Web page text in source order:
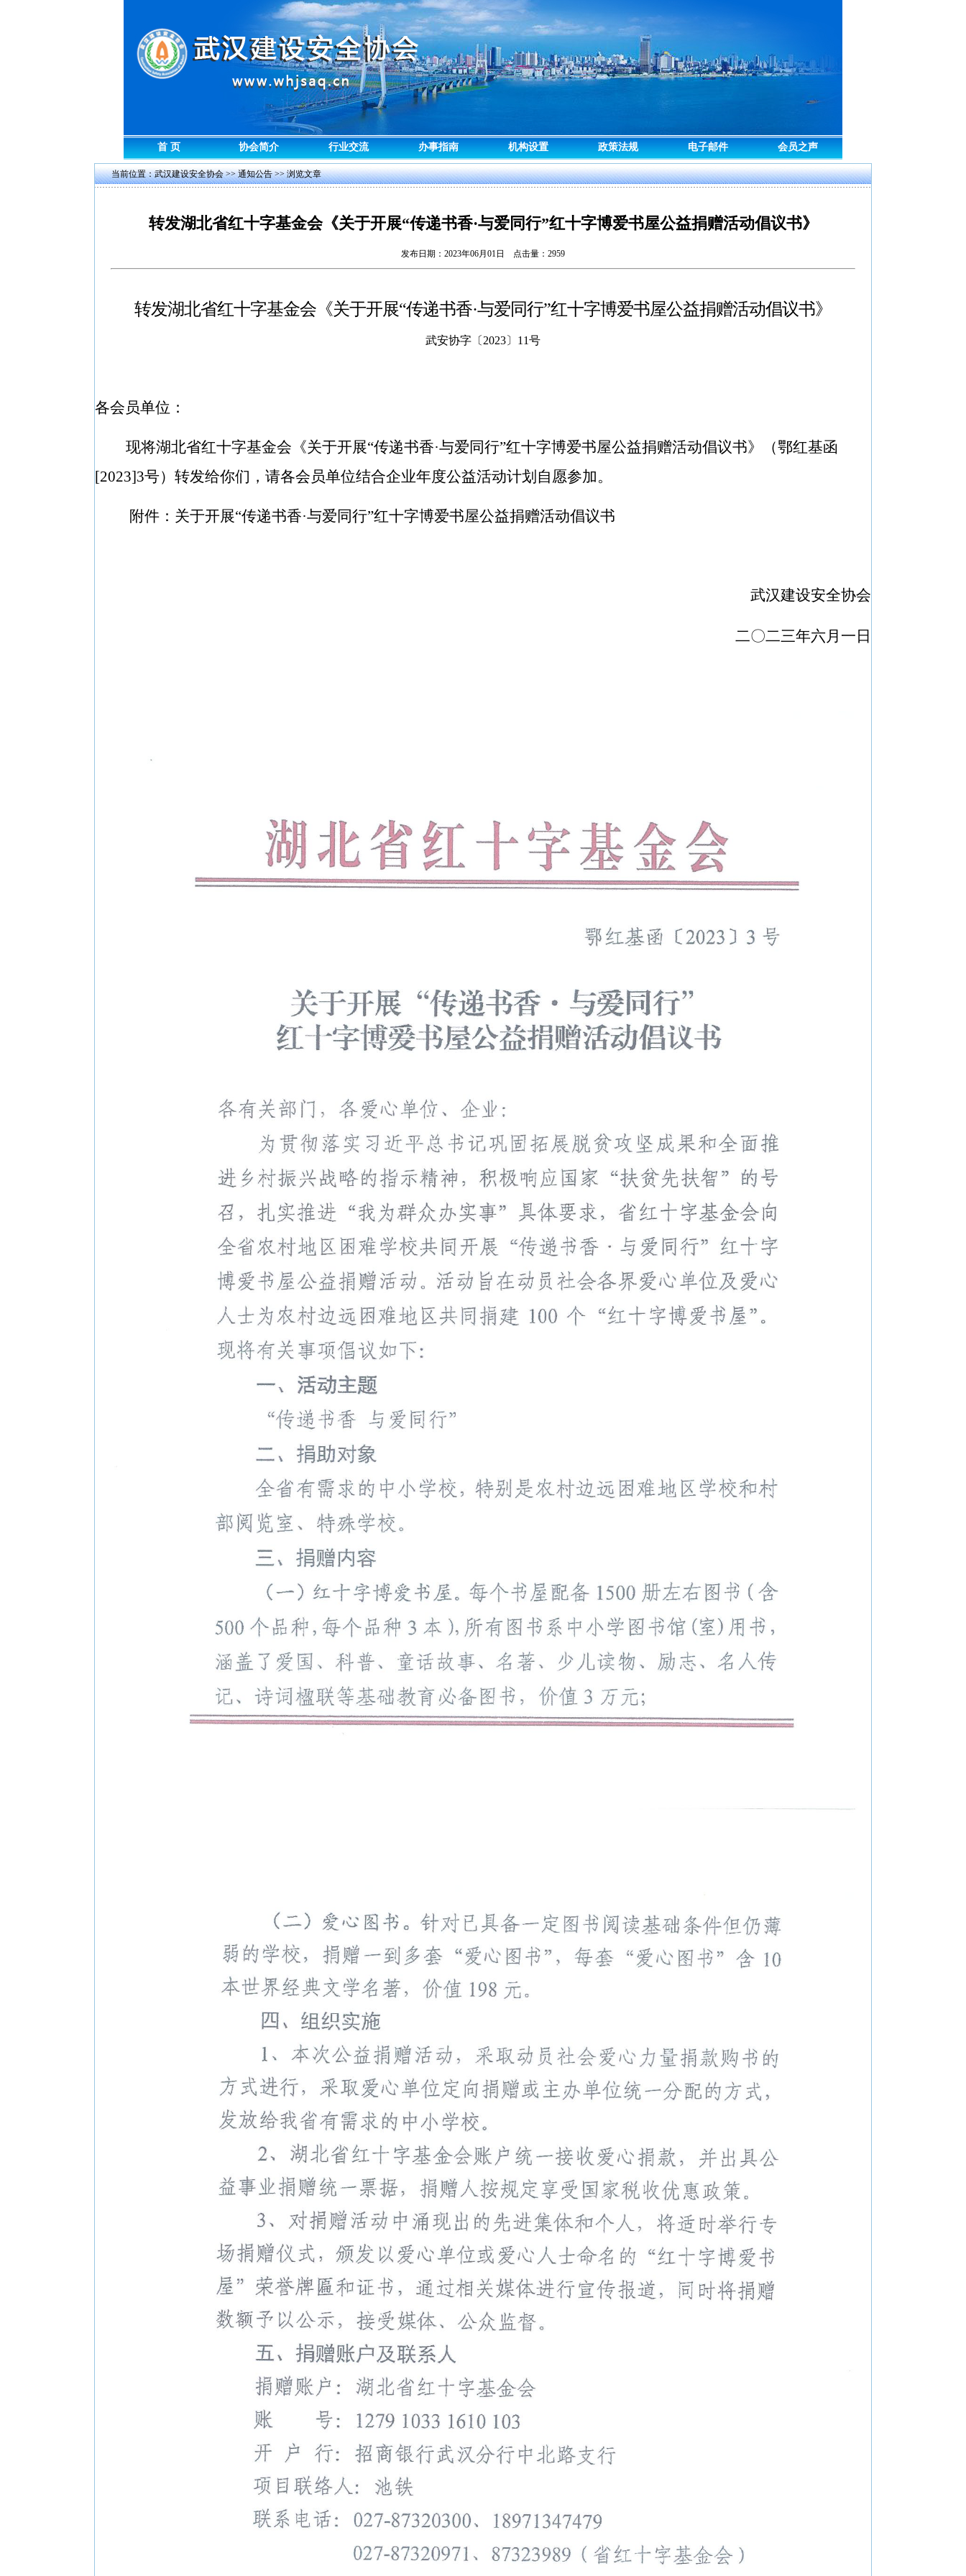
首 页 协会简介 行业交流 办事指南 机构设置 政策法规 电子邮件 会员之声
当前位置：武汉建设安全协会>>通知公告>> 浏览文章
转发湖北省红十字基金会《关于开展“传递书香·与爱同行”红十字博爱书屋公益捐赠活动倡议书》
发布日期：2023年06月01日 点击量： 2959
转发湖北省红十字基金会《关于开展“传递书香·与爱同行”红十字博爱书屋公益捐赠活动倡议书》
武安协字〔2023〕11号
各会员单位：
现将湖北省红十字基金会《关于开展“传递书香·与爱同行”红十字博爱书屋公益捐赠活动倡议书》（鄂红基函
[2023]3号）转发给你们，请各会员单位结合企业年度公益活动计划自愿参加。
附件：关于开展“传递书香·与爱同行”红十字博爱书屋公益捐赠活动倡议书
武汉建设安全协会
二〇二三年六月 一 日